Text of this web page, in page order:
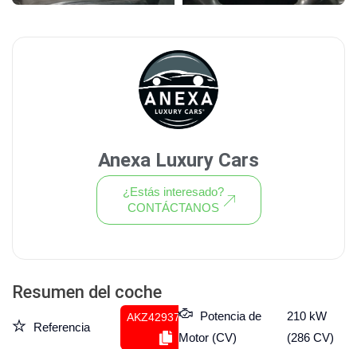
Resumen del coche
Referencia
AKZ429375558Potencia de
Motor (CV)
210 kW
(286 CV)
Anexa Luxury Cars
¿Estás interesado?
CONTÁCTANOS